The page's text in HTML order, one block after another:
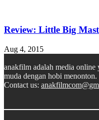
Review: Little Big
Aug 4, 2015
anakfilm adalah media online
muda dengan hobi menonton.
Contact us: